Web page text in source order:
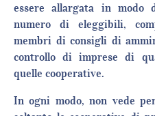
essere allargata in
numero di eleggibili,
membri di consigli di
controllo di imprese di
quelle cooperative.
In ogni modo, non vede